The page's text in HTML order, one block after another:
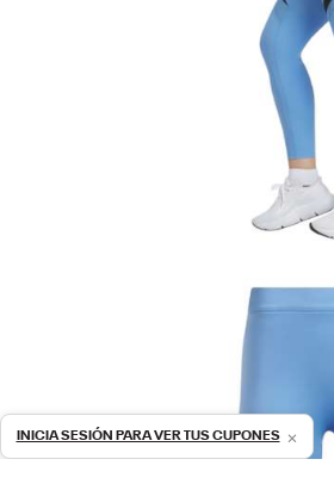
INICIA SESIÓN PARA VER TUS CUPONES ×